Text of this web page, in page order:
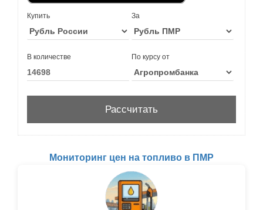
Купить За
В количестве По курсу от
Мониторинг цен на топливо в ПМР